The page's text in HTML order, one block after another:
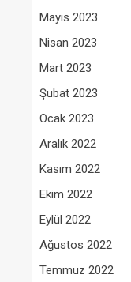
Mayıs 2023
Nisan 2023
Mart 2023
Şubat 2023
Ocak 2023
Aralık 2022
Kasım 2022
Ekim 2022
Eylül 2022
Ağustos 2022
Temmuz 2022